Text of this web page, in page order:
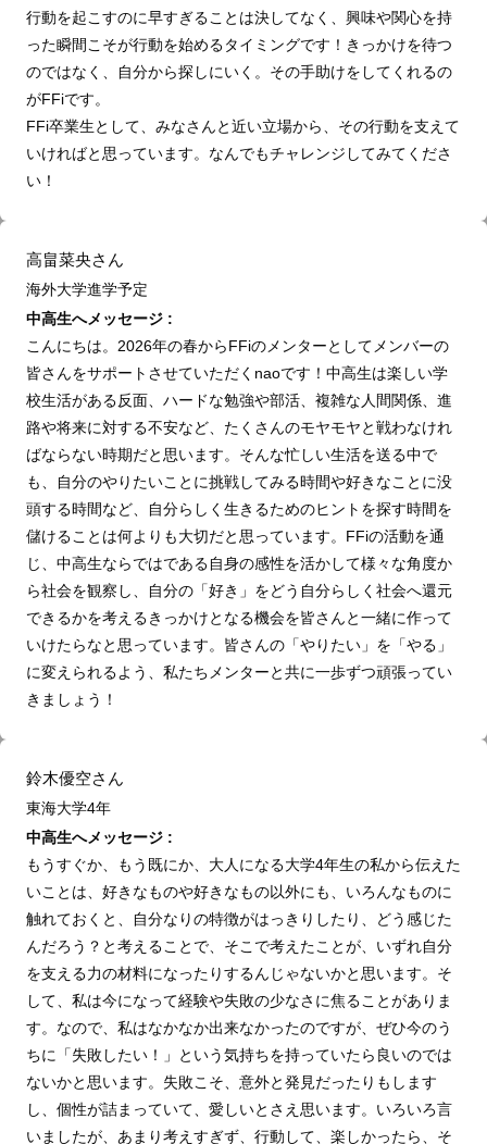
行動を起こすのに早すぎることは決してなく、興味や関心を持
った瞬間こそが行動を始めるタイミングです！きっかけを待つ
のではなく、自分から探しにいく。その手助けをしてくれるの
がFFiです。
FFi卒業生として、みなさんと近い立場から、その行動を支えて
いければと思っています。なんでもチャレンジしてみてくださ
い！
高畠菜央さん
海外大学進学予定
中高生へメッセージ :
こんにちは。2026年の春からFFiのメンターとしてメンバーの
皆さんをサポートさせていただくnaoです！中高生は楽しい学
校生活がある反面、ハードな勉強や部活、複雑な人間関係、進
路や将来に対する不安など、たくさんのモヤモヤと戦わなけれ
ばならない時期だと思います。そんな忙しい生活を送る中で
も、自分のやりたいことに挑戦してみる時間や好きなことに没
頭する時間など、自分らしく生きるためのヒントを探す時間を
儲けることは何よりも大切だと思っています。FFiの活動を通
じ、中高生ならではである自身の感性を活かして様々な角度か
ら社会を観察し、自分の「好き」をどう自分らしく社会へ還元
できるかを考えるきっかけとなる機会を皆さんと一緒に作って
いけたらなと思っています。皆さんの「やりたい」を「やる」
に変えられるよう、私たちメンターと共に一歩ずつ頑張ってい
きましょう！
鈴木優空さん
東海大学4年
中高生へメッセージ :
もうすぐか、もう既にか、大人になる大学4年生の私から伝えた
いことは、好きなものや好きなもの以外にも、いろんなものに
触れておくと、自分なりの特徴がはっきりしたり、どう感じた
んだろう？と考えることで、そこで考えたことが、いずれ自分
を支える力の材料になったりするんじゃないかと思います。そ
して、私は今になって経験や失敗の少なさに焦ることがありま
す。なので、私はなかなか出来なかったのですが、ぜひ今のう
ちに「失敗したい！」という気持ちを持っていたら良いのでは
ないかと思います。失敗こそ、意外と発見だったりもします
し、個性が詰まっていて、愛しいとさえ思います。いろいろ言
いましたが、あまり考えすぎず、行動して、楽しかったら、そ